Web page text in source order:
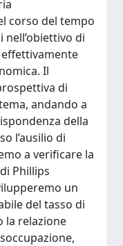
corso del tempo
di
Il
di
andando a
della
l’ausilio di
a verificare la
Phillips
un
del tasso di
la relazione